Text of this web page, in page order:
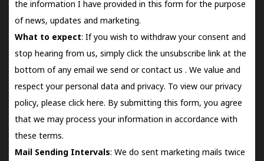
the information I have provided in this form for the purpose
of news, updates and marketing.
What to expect: If you wish to withdraw your consent and
stop hearing from us, simply click the unsubscribe link at the
bottom of any email we send orcontact us . We value and
respect your personal data and privacy. To view our privacy
policy, please click here. By submitting this form, you agree
that we may process your information in accordance with
these terms.
Mail Sending Intervals: We do sent marketing mails twice